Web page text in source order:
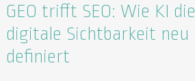
GEO trifft SEO: Wie KI die
digitale Sichtbarkeit neu
definiert